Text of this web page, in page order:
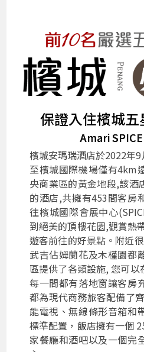
保證入住檳城
Amari
檳城安瑪瑞酒店於2022年
至檳城國際機場僅有4km
央商業區的黃金地段,該酒
的酒店,共擁有453間客房
往檳城國際會展中心
到絕美的頂樓花園,觀賞熱
遊客前往的好景點。附近
武吉佔姆蘭花及木槿園都
區提供了各類設施, 您可以
每一間都有落地窗讓客房
都為現代商務旅客配備了
能電視、無線條形音箱和
標準配置，飯店擁有一個
家餐廳和酒吧以及一個完